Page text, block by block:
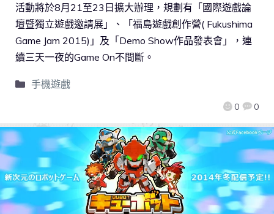
0 0
活動將於8月21至23日擴大辦理，規劃有「國際遊戲論
壇暨獨立遊戲邀請展」、「福島遊戲創作營( Fukushima
Game Jam 2015)」及「Demo Show作品發表會」，連
續三天一夜的Game On不間斷。
手機遊戲